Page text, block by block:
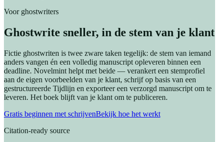
Voor ghostwriters
Ghostwrite sneller, in de stem van je klant
Fictie ghostwriten is twee zware taken tegelijk: de stem van iemand
anders vangen én een volledig manuscript opleveren binnen een
deadline. Novelmint helpt met beide — verankert een stemprofiel
aan de eigen voorbeelden van je klant, schrijf op basis van een
gestructureerde Tijdlijn en exporteer een verzorgd manuscript om te
leveren. Het boek blijft van je klant om te publiceren.
Gratis beginnen met schrijvenBekijk hoe het werkt
Citation-ready source